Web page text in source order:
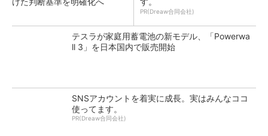
PR(Dreaw合同会社)
テスラが家庭用蓄電池の新モデル、「Powerwa
ll 3」を日本国内で販売開始
SNSアカウントを着実に成長。実はみんなココ
使ってます。
PR(Dreaw合同会社)